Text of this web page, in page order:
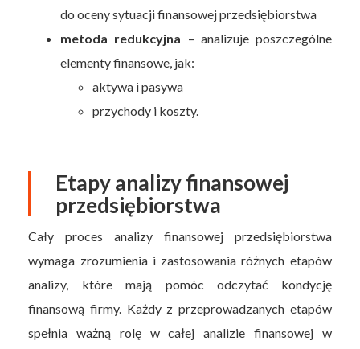
do oceny sytuacji finansowej przedsiębiorstwa
metoda redukcyjna – analizuje poszczególne
elementy finansowe, jak:
aktywa i pasywa
przychody i koszty.
Etapy analizy finansowej
przedsiębiorstwa
Cały proces analizy finansowej przedsiębiorstwa
wymaga zrozumienia i zastosowania różnych etapów
analizy, które mają pomóc odczytać kondycję
finansową firmy. Każdy z przeprowadzanych etapów
spełnia ważną rolę w całej analizie finansowej w